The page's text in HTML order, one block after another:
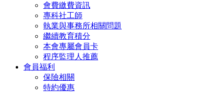
會費繳費資訊
專科社工師
執業與事務所相關問題
繼續教育積分
本會專屬會員卡
程序監理人推薦
會員福利
保險相關
特約優惠